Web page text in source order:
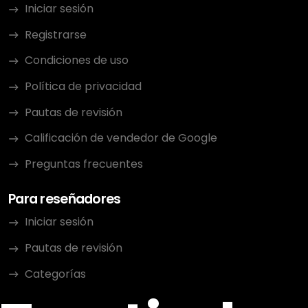
Iniciar sesión
Registrarse
Condiciones de uso
Política de privacidad
Pautas de revisión
Calificación de vendedor de Google
Preguntas frecuentes
Para reseñadores
Iniciar sesión
Pautas de revisión
Categorías